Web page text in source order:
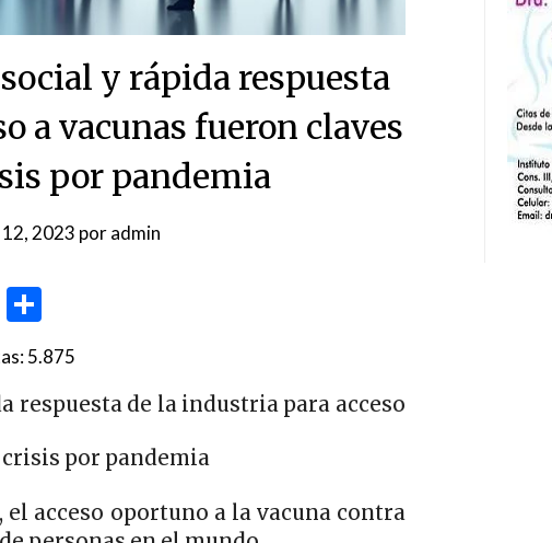
y rápida respuesta
a vacunas fueron claves
por pandemia
2023 poradmin
Reddit
5.875
respuesta de la industria para acceso
por pandemia
acceso oportuno a la vacuna contra